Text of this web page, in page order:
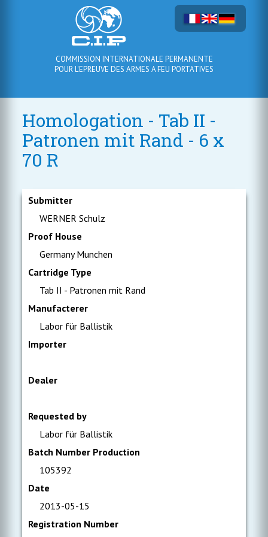
COMMISSION INTERNATIONALE PERMANENTE
POUR L'EPREUVE DES ARMES A FEU PORTATIVES
Homologation - Tab II -
Patronen mit Rand - 6 x
70 R
Submitter
WERNER Schulz
Proof House
Germany Munchen
Cartridge Type
Tab II - Patronen mit Rand
Manufacterer
Labor für Ballistik
Importer
Dealer
Requested by
Labor für Ballistik
Batch Number Production
105392
Date
2013-05-15
Registration Number